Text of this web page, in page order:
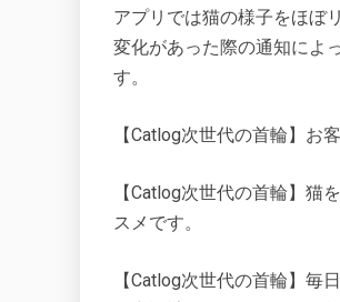
アプリでは猫の様子をほぼ
変化があった際の通知によ
す。
【Catlog次世代の首輪】お
【Catlog次世代の首輪】
スメです。
【Catlog次世代の首輪】毎